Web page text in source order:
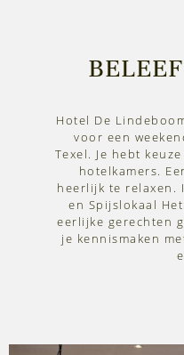
Hotel De
voor een
Texel. Je hebt
hotelkamers.
heerlijk te relaxen.
en Spijslokaal
eerlijke gerechten
je kennismaken